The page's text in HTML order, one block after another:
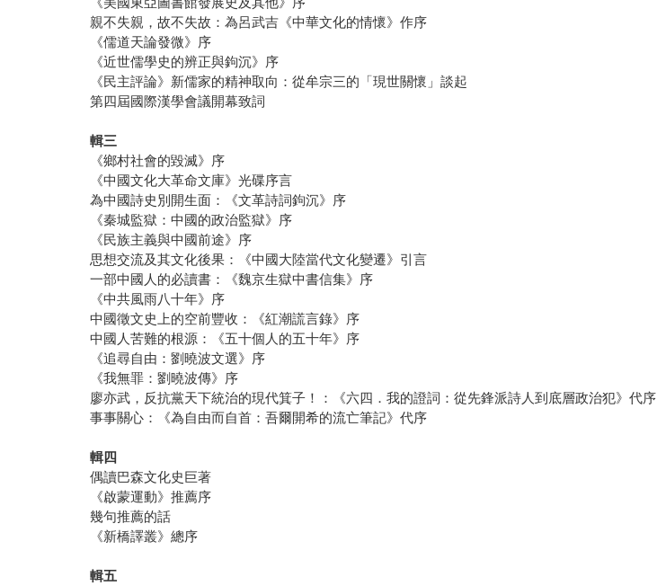
親不失親，故不失故：為呂武吉《中華文化的情懷》作序
《儒道天論發微》序
《近世儒學史的辨正與鉤沉》序
《民主評論》新儒家的精神取向：從牟宗三的「現世關懷」談起
第四屆國際漢學會議開幕致詞
輯三
《鄉村社會的毀滅》序
《中國文化大革命文庫》光碟序言
為中國詩史別開生面：《文革詩詞鉤沉》序
《秦城監獄：中國的政治監獄》序
《民族主義與中國前途》序
思想交流及其文化後果：《中國大陸當代文化變遷》引言
一部中國人的必讀書：《魏京生獄中書信集》序
《中共風雨八十年》序
中國徵文史上的空前豐收：《紅潮謊言錄》序
中國人苦難的根源：《五十個人的五十年》序
《追尋自由：劉曉波文選》序
《我無罪：劉曉波傳》序
廖亦武，反抗黨天下統治的現代箕子！：《六四．我的證詞：從先鋒派詩人到底層政治犯》代序
事事關心：《為自由而自首：吾爾開希的流亡筆記》代序
輯四
偶讀巴森文化史巨著
《啟蒙運動》推薦序
幾句推薦的話
《新橋譯叢》總序
輯五